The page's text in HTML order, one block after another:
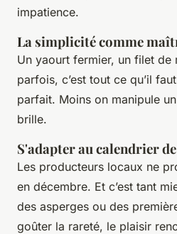
impatience.
La simplicité comme
Un yaourt fermier, un filet de
parfois, c’est tout ce qu’il
parfait. Moins on manipule
brille.
S'adapter au calendrier
Les producteurs locaux ne
en décembre. Et c’est tant
des asperges ou des
goûter la rareté, le plaisir